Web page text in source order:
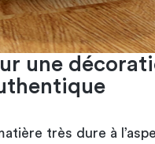
une
très dure à